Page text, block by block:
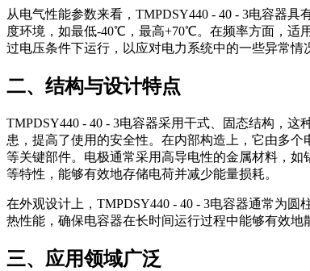
从电气性能参数来看，TMPDSY440 - 40 - 3电容器
度环境，如最低-40℃，最高+70℃。在频率方面，适
过电压条件下运行，以应对电力系统中的一些异常
二、结构与设计特点
TMPDSY440 - 40 - 3电容器采用干式、固态结构，
患，提高了使用的安全性。在内部构造上，它由多
等关键部件。电极通常采用高导电性的金属材料，
等特性，能够有效地存储电荷并减少能量损耗。
在外观设计上，TMPDSY440 - 40 - 3电容器通常为
热性能，确保电容器在长时间运行过程中能够有效地
三、应用领域广泛